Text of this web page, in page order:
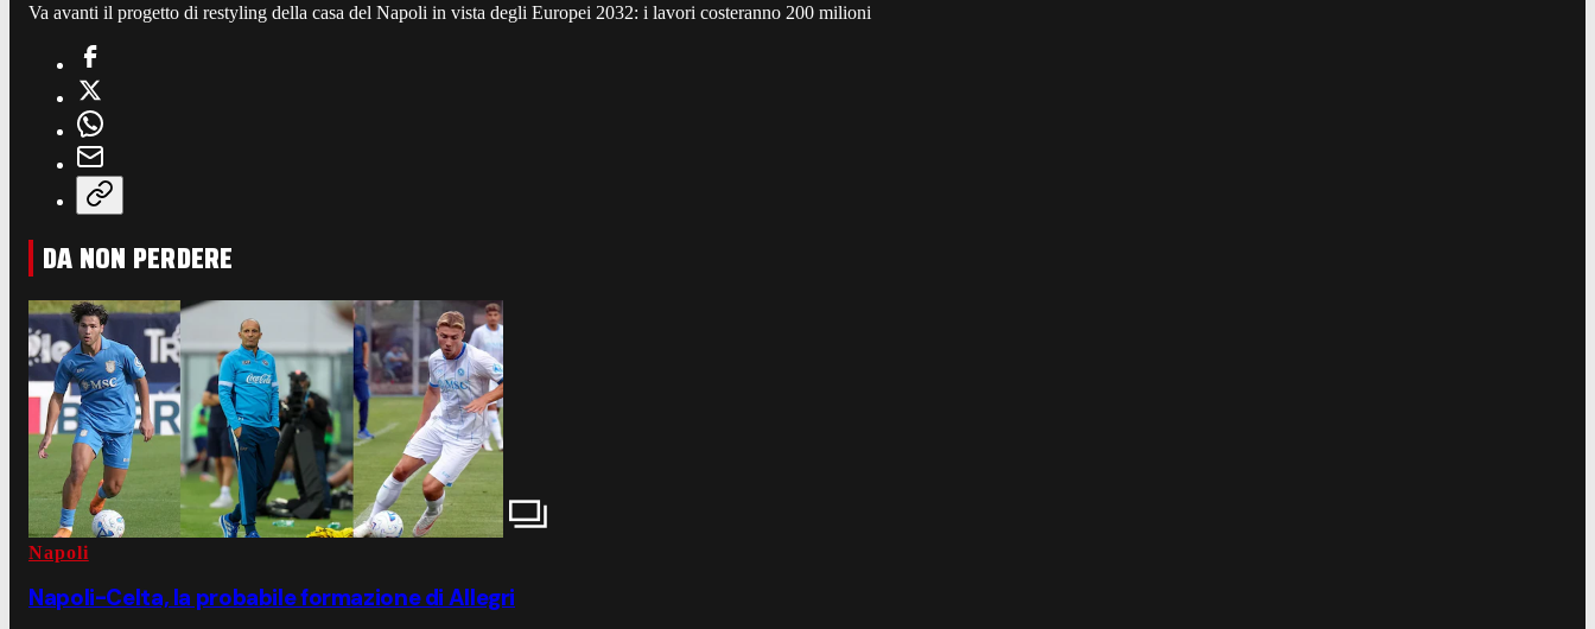
Va avanti il progetto di restyling della casa del Napoli in vista degli Europei 2032: i lavori costeranno 200 milioni
DA NON PERDERE
Napoli
Napoli-Celta, la probabile formazione di Allegri